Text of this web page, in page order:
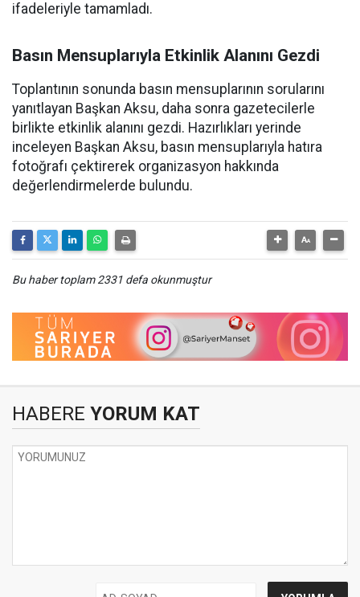
ifadeleriyle tamamladı.
Basın Mensuplarıyla Etkinlik Alanını Gezdi
Toplantının sonunda basın mensuplarının sorularını
yanıtlayan Başkan Aksu, daha sonra gazetecilerle
birlikte etkinlik alanını gezdi. Hazırlıkları yerinde
inceleyen Başkan Aksu, basın mensuplarıyla hatıra
fotoğrafı çektirerek organizasyon hakkında
değerlendirmelerde bulundu.
Bu haber toplam 2331 defa okunmuştur
HABERE YORUM KAT